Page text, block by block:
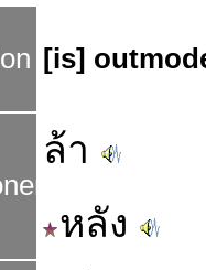
[is]
ล้า
หลัง